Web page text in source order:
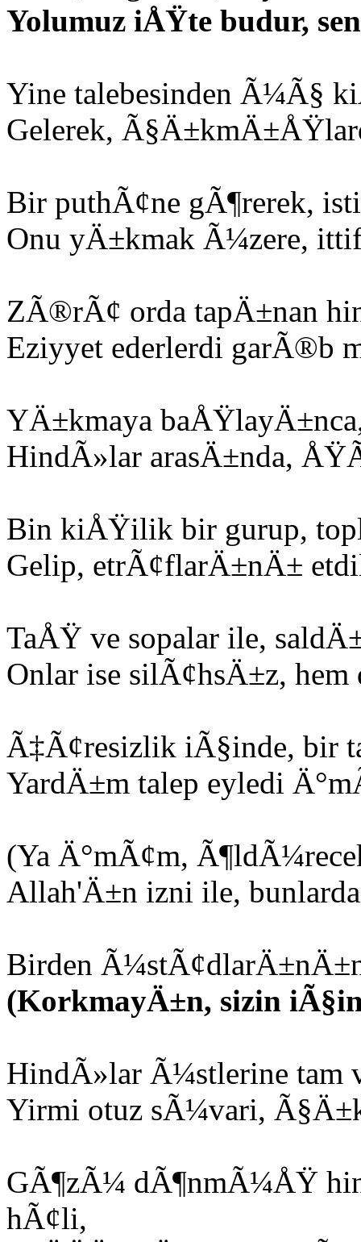
Yolumuz iÅŸte budur,
Yine talebesinden Ã¼Ã§
Gelerek,
Bir puthÃ¢ne gÃ¶rerek,
Onu yÄ±kmak Ã¼zere,
ZÃ®rÃ¢ orda tapÄ±nan
Eziyyet ederlerdi garÃ®b
YÄ±kmaya
HindÃ»lar arasÄ±nda,
Bin kiÅŸilik bir gurup,
Gelip, etrÃ¢flarÄ±nÄ±
TaÅŸ ve sopalar ile,
Onlar ise silÃ¢hsÄ±z,
Ã‡Ã¢resizlik iÃ§inde, bir
YardÄ±m talep eyledi
(Ya Ä°mÃ¢m,
Allah'Ä±n izni ile,
Birden
(KorkmayÄ±n, sizin
HindÃ»lar Ã¼stlerine tam
Yirmi otuz sÃ¼vari,
GÃ¶zÃ¼ dÃ¶nmÃ¼ÅŸ
hÃ¢li,